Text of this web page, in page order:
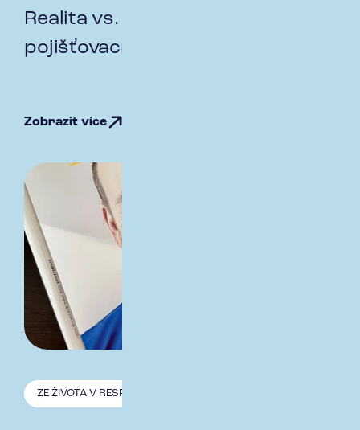
Realita vs. Mýty o práci
pojišťovacího makléře
Zobrazit více
ZE ŽIVOTA V RESPECT